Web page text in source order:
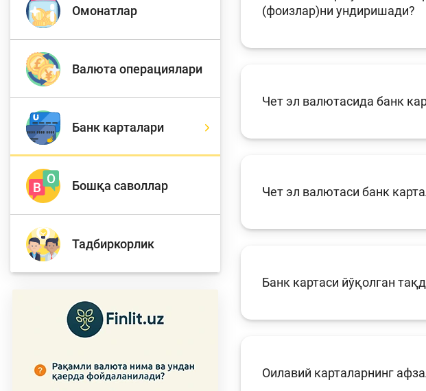
Молия бозори
Молиявий
хавфсизлик
Омонатлар
Валюта операциялари
Банк карталари
Бошқа саволлар
Тадбиркорлик
(фоизлар)ни ундиришади?
Чет эл валютасида банк
Чет эл валютаси банк
Банк картаси йўқолган
Оилавий карталарнинг